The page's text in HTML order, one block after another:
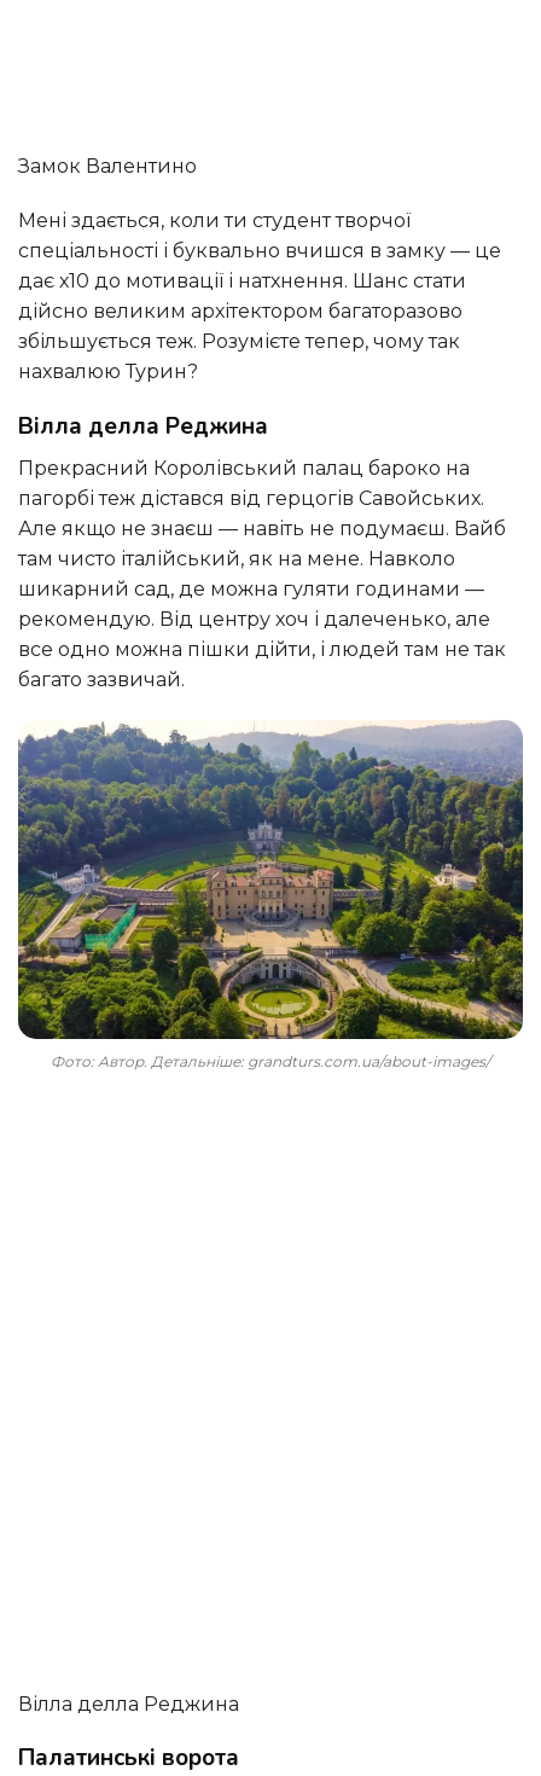
Замок Валентино
Мені здається, коли ти студент творчої
спеціальності і буквально вчишся в замку — це
дає х10 до мотивації і натхнення. Шанс стати
дійсно великим архітектором багаторазово
збільшується теж. Розумієте тепер, чому так
нахвалюю Турин?
Вілла делла Реджина
Прекрасний Королівський палац бароко на
пагорбі теж дістався від герцогів Савойських.
Але якщо не знаєш — навіть не подумаєш. Вайб
там чисто італійський, як на мене. Навколо
шикарний сад, де можна гуляти годинами —
рекомендую. Від центру хоч і далеченько, але
все одно можна пішки дійти, і людей там не так
багато зазвичай.
Фото: Автор. Детальніше: grandturs.com.ua/about-images/
Вілла делла Реджина
Палатинські ворота